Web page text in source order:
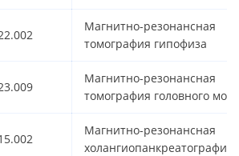
Магнитно-резонансная
томография гипофиза
Магнитно-резонансная
томография головного
Магнитно-резонансная
холангиопанкреатография